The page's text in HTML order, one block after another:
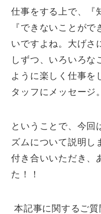
仕事をする上で、『
『できないことが
いですよね。大げさ
しずつ、いろいろ
ように楽しく仕事を
タッフにメッセージ
ということで、今回
ズムについて説明し
付き合いいただき、
た！！
本記事に関するご